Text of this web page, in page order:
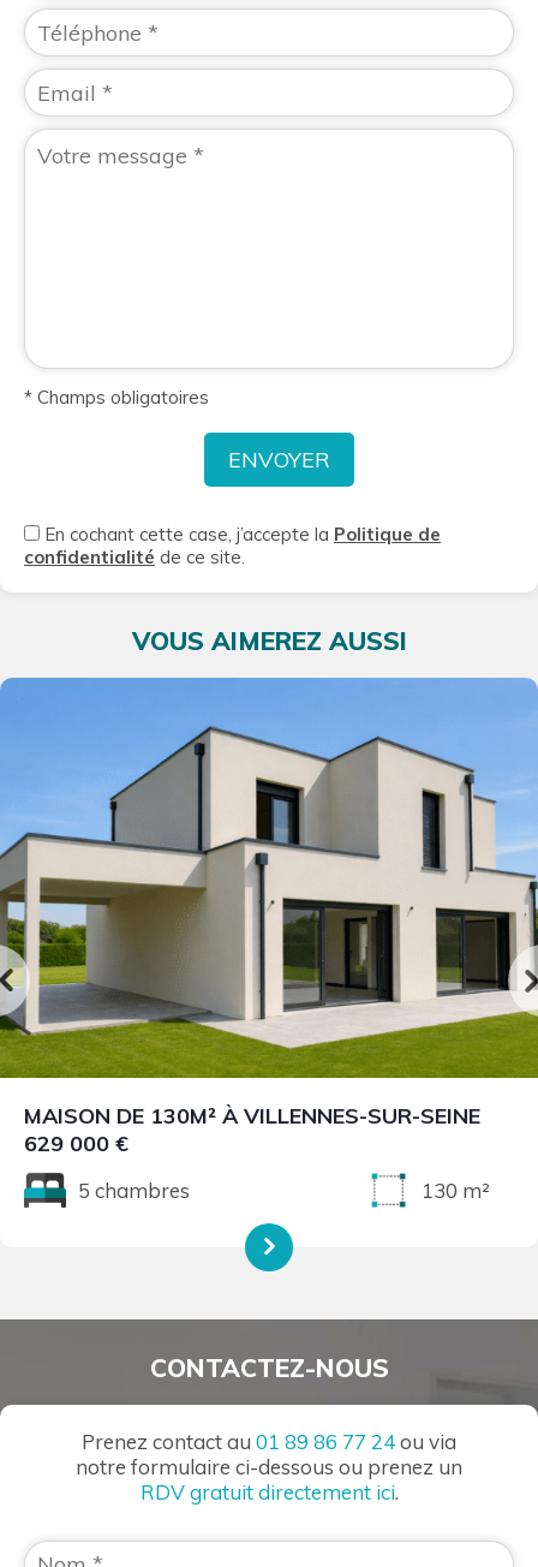
* Champs obligatoires
En cochant cette case, j’accepte la Politique de
confidentialité de ce site.
VOUS AIMEREZ AUSSI
MAISON DE 130M² À VILLENNES-SUR-SEINE
629 000 €
5 chambres 130 m²
CONTACTEZ-NOUS
Prenez contact au 01 89 86 77 24ou via
notre formulaire ci-dessous ou prenez un
RDV gratuit directement ici.